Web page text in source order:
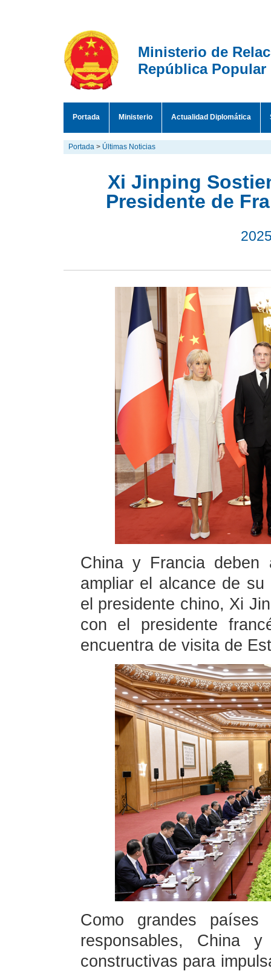
Ministerio de
República Popular
Portada Ministerio Actualidad Diplomática
Portada > Últimas Noticias
Xi Jinping
Presidente de
China y Francia deben
ampliar el alcance de
el presidente chino, Xi
con el presidente
encuentra de visita de
Como grandes países
responsables, China
constructivas para